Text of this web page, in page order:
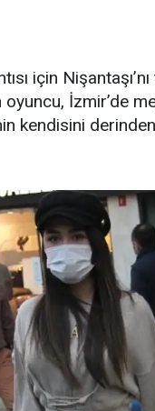
için
oyuncu, İzmir’de
kendisini